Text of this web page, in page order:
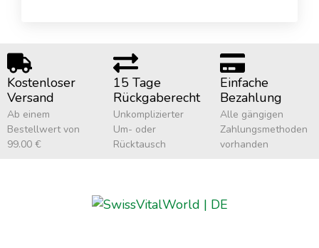
Kostenloser
Versand
Ab einem
Bestellwert von
99.00 €
15 Tage
Rückgaberecht
Unkomplizierter
Um- oder
Rücktausch
Einfache
Bezahlung
Alle gängigen
Zahlungsmethoden
vorhanden